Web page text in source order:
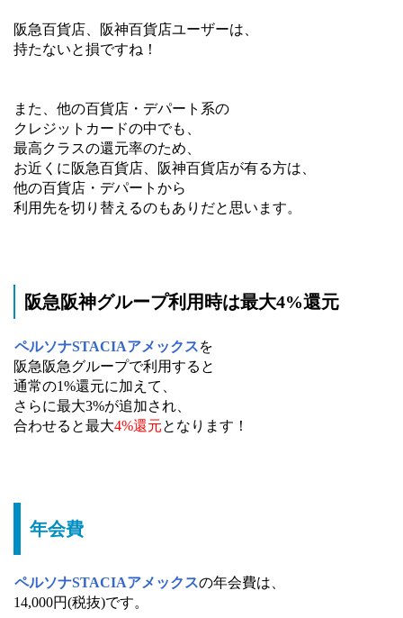
阪急百貨店、阪神百貨店ユーザーは、
持たないと損ですね！
また、他の百貨店・デパート系の
クレジットカードの中でも、
最高クラスの還元率のため、
お近くに阪急百貨店、阪神百貨店が有る方は、
他の百貨店・デパートから
利用先を切り替えるのもありだと思います。
阪急阪神グループ利用時は最大4%還元
ペルソナSTACIAアメックスを
阪急阪急グループで利用すると
通常の1%還元に加えて、
さらに最大3%が追加され、
合わせると最大4%還元となります！
年会費
ペルソナSTACIAアメックスの年会費は、
14,000円(税抜)です。